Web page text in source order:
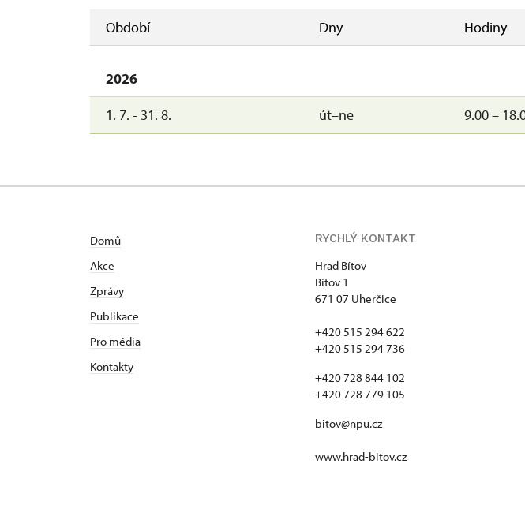
Období Dny Hodiny
2026
1. 7. - 31. 8.
út–ne 9.00 –
Domů
Akce
Zprávy
Publikace
Pro média
Kontakty
RYCHLÝ KONTAKT
Hrad Bítov
Bítov 1
671 07 Uherčice
+420 515 294 622
+420 515 294 736
+420 728 844 102
+420 728 779 105
bitov@npu.cz
www.hrad-bitov.cz